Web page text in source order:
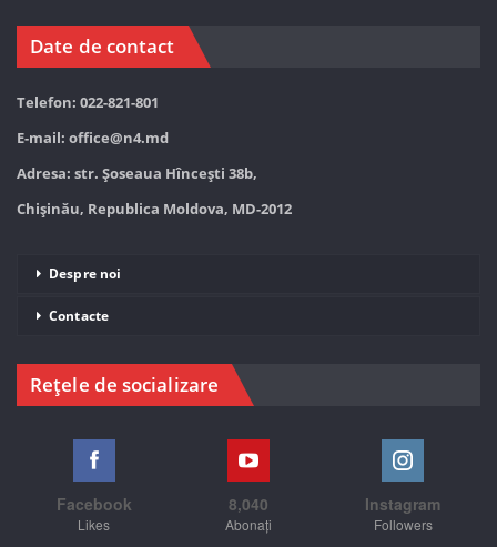
Date de contact
Telefon: 022-821-801
E-mail: office@n4.md
Adresa: str. Șoseaua Hînceşti 38b,
Chișinău, Republica Moldova, MD-2012
Despre noi
Contacte
Rețele de socializare
Facebook
Likes
8,040
Abonați
Instagram
Followers